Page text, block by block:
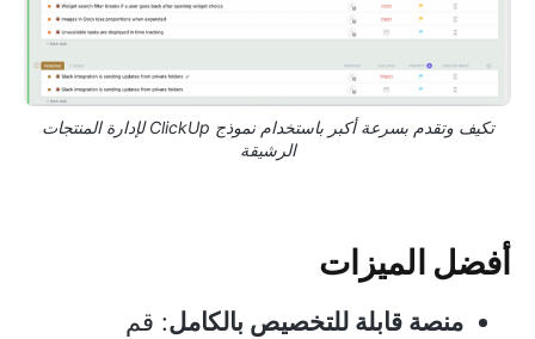
تكيف وتقدم بسرعة أكبر باستخدام نموذج ClickUp لإدارة المنتجات
الرشيقة
أفضل الميزات
منصة قابلة للتخصيص بالكامل: قم